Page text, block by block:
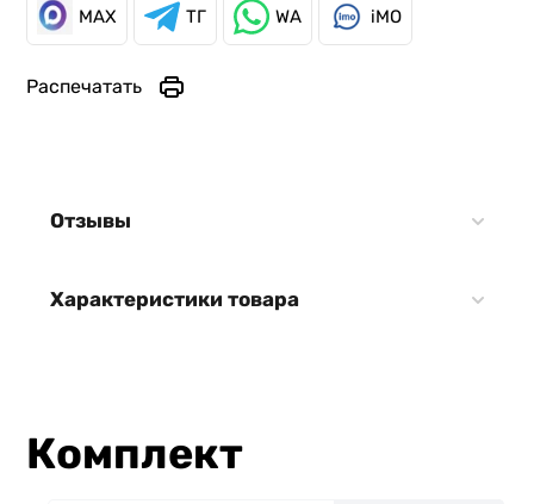
MAX ТГ WA iMO
Распечатать
Отзывы
Характеристики товара
Комплект